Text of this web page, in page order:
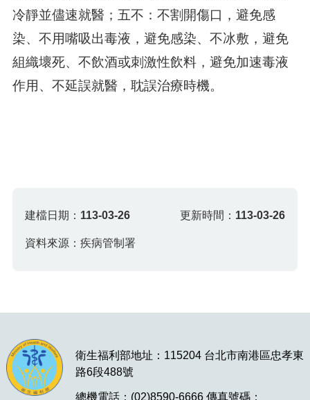
冷靜並儘速就醫；五不：不割開傷口，避免感
染、不用嘴吸出毒液，避免感染、不冰敷，避免
組織壞死、不飲酒或刺激性飲料，避免加速毒液
作用、不延誤就醫，耽誤治療時機。
建檔日期： 113-03-26 更新時間： 113-03-26
資料來源：疾病管制署
衛生福利部地址：115204 台北市南港區忠孝東
路6段488號
總機電話：(02)8590-6666 傳真號碼：